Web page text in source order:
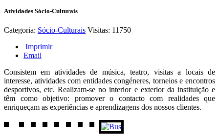
Atividades Sócio-Culturais
Categoria: Sócio-Culturais Visitas: 11750
Imprimir
Email
Consistem em atividades de música, teatro, visitas a locais de
interesse, atividades com entidades congéneres, torneios e encontros
desportivos, etc. Realizam-se no interior e exterior da instituição e
têm como objetivo: promover o contacto com realidades que
enriqueçam as experiências e aprendizagens dos nossos clientes.